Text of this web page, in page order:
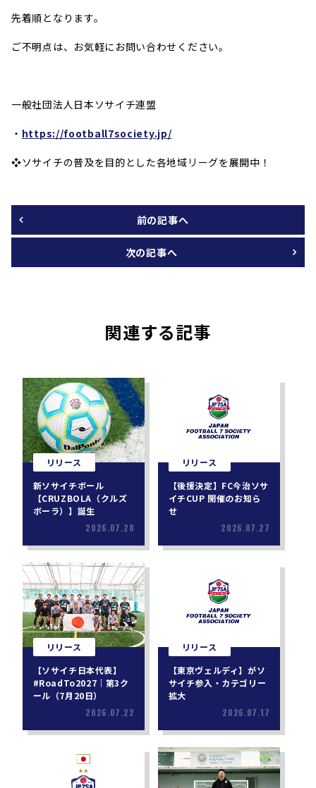
先着順となります。
ご不明点は、お気軽にお問い合わせください。
一般社団法人日本ソサイチ連盟
・ https://football7society.jp/
❖ソサイチの普及を目的とした各地域リーグを展開中！
前の記事へ
次の記事へ
関連する記事
リリース
新ソサイチボール
【CRUZBOLA（クルズ
ボーラ）】誕生
2026.07.28
リリース
【後援決定】FC今治ソサ
イチCUP 開催のお知ら
せ
2026.07.27
リリース
【ソサイチ日本代表】
#RoadTo2027｜第3ク
ール（7月20日）
2026.07.22
リリース
【東京ヴェルディ】がソ
サイチ参入・カテゴリー
拡大
2026.07.17